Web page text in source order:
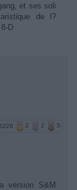
et ses soli
de l?
D
5226 2 2 3
version S&M